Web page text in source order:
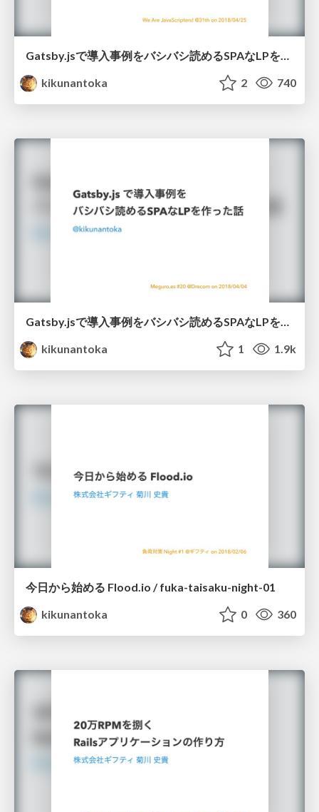
Gatsby.jsで導入事例をバシバシ読めるSPAなLPを作った話 / gatsby-js-for-biz-lp
kikunantoka
2 740
kikunantoka
1 1.9k
今日から始める Flood.io / fuka-taisaku-night-01
kikunantoka
0 360